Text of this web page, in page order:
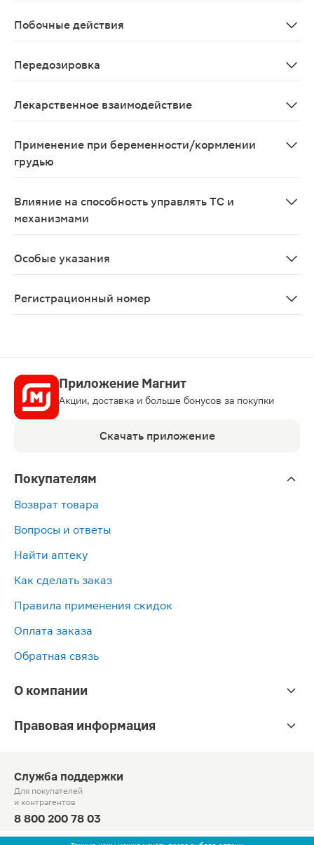
Побочные действия
Передозировка
Лекарственное взаимодействие
Применение при беременности/кормлении
грудью
Влияние на способность управлять ТС и
механизмами
Особые указания
Регистрационный номер
Приложение Магнит
Акции, доставка и больше бонусов за покупки
Скачать приложение
Покупателям
Возврат товара
Вопросы и ответы
Найти аптеку
Как сделать заказ
Правила применения скидок
Оплата заказа
Обратная связь
О компании
Правовая информация
Служба поддержки
Для покупателей
и контрагентов
8 800 200 78 03
Круглосуточно, звонок по России бесплатный